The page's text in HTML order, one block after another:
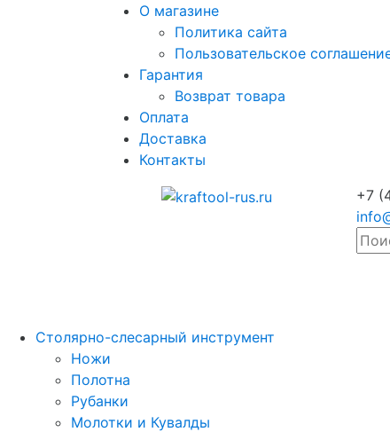
О магазине
Политика сайта
Пользовательское
Гарантия
Возврат товара
Оплата
Доставка
Контакты
+7
Столярно-слесарный инструмент
Ножи
Полотна
Рубанки
Молотки и Кувалды